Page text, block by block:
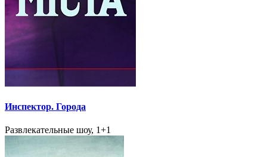
Инспектор. Города
Развлекательные шоу, 1+1